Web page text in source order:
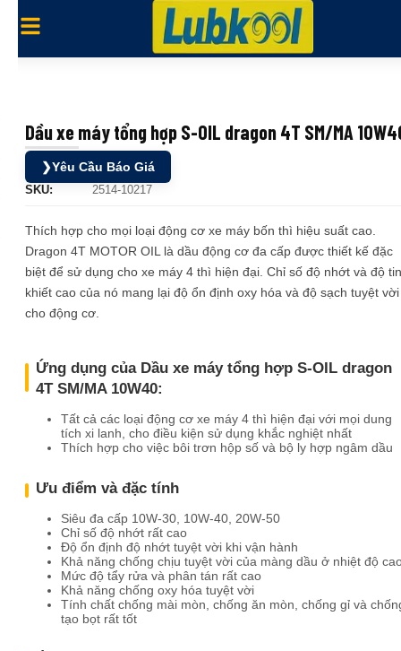
Dầu xe máy tổng hợp S-OIL dragon 4T SM/MA
❯Yêu Cầu Báo Giá
SKU: 2514-10217
Thích hợp cho mọi loại động cơ xe máy bốn thì hiệu suất cao.
Dragon 4T MOTOR OIL là dầu động cơ đa cấp được thiết kế đặc
biệt để sử dụng cho xe máy 4 thì hiện đại. Chỉ số độ nhớt và độ
khiết cao của nó mang lại độ ổn định oxy hóa và độ sạch tuyệt vời
cho động cơ.
Ứng dụng của Dầu xe máy tổng hợp S-OIL dragon
4T SM/MA 10W40:
​Tất cả các loại động cơ xe máy 4 thì hiện đại với mọi dung
tích xi lanh, cho điều kiện sử dụng khắc nghiệt nhất
Thích hợp cho việc bôi trơn hộp số và bộ ly hợp ngâm dầu
Ưu điểm và đặc tính
​Siêu đa cấp 10W-30, 10W-40, 20W-50
Chỉ số độ nhớt rất cao
Độ ổn định độ nhớt tuyệt vời khi vận hành
Khả năng chống chịu tuyệt vời của màng dầu ở nhiệt độ
Mức độ tẩy rửa và phân tán rất cao
Khả năng chống oxy hóa tuyệt vời
Tính chất chống mài mòn, chống ăn mòn, chống gỉ và
tạo bọt rất tốt